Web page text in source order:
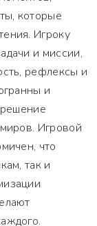
которые
Игроку
и миссии,
рефлексы и
и
Игровой
что
так и